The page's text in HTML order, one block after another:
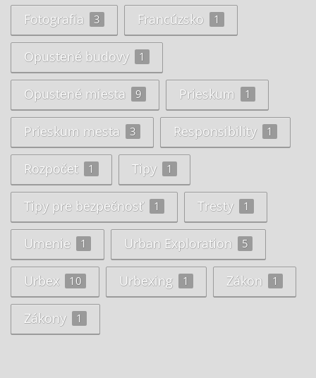
Fotografia 3 Francúzsko 1
Opustené budovy 1
Opustené miesta 9 Prieskum 1
Prieskum mesta 3 Responsibility 1
Rozpočet 1 Tipy 1
Tipy pre bezpečnosť 1 Tresty 1
Umenie 1 Urban Exploration 5
Urbex 10 Urbexing 1 Zákon 1
Zákony 1